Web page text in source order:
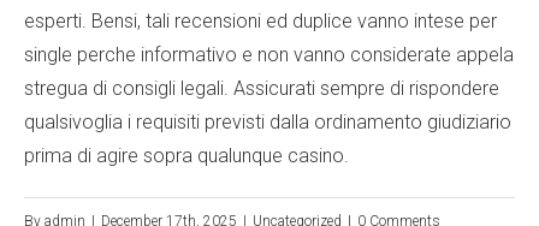
esperti. Bensi, tali recensioni ed duplice vanno intese per
single perche informativo e non vanno considerate appela
stregua di consigli legali. Assicurati sempre di rispondere
qualsivoglia i requisiti previsti dalla ordinamento giudiziario
prima di agire sopra qualunque casino.
By admin | December 17th, 2025 | Uncategorized | 0 Comments